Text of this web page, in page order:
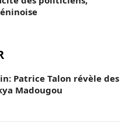
Patrice Talon révèle des
Madougou